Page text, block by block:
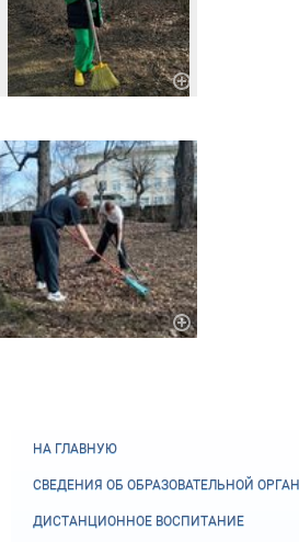
НА ГЛАВНУЮ
СВЕДЕНИЯ ОБ ОБРАЗОВАТЕЛЬНОЙ
ДИСТАНЦИОННОЕ ВОСПИТАНИЕ